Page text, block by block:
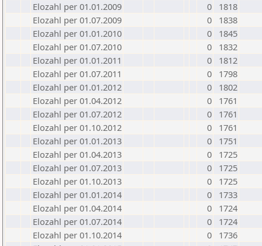
Elozahl per 01.01.2009
0
1818
Elozahl per 01.07.2009
0
1838
Elozahl per 01.01.2010
0
1845
Elozahl per 01.07.2010
0
1832
Elozahl per 01.01.2011
0
1812
Elozahl per 01.07.2011
0
1798
Elozahl per 01.01.2012
0
1802
Elozahl per 01.04.2012
0
1761
Elozahl per 01.07.2012
0
1761
Elozahl per 01.10.2012
0
1761
Elozahl per 01.01.2013
0
1751
Elozahl per 01.04.2013
0
1725
Elozahl per 01.07.2013
0
1725
Elozahl per 01.10.2013
0
1725
Elozahl per 01.01.2014
0
1733
Elozahl per 01.04.2014
0
1724
Elozahl per 01.07.2014
0
1724
Elozahl per 01.10.2014
0
1736